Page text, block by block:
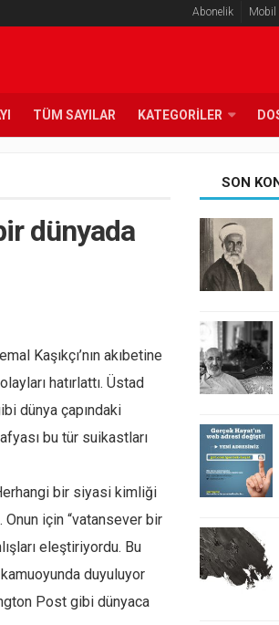
Abonelik Mobil
TÜM SAYILAR KATEGORILER
dünyada
Kaşıkçı’nın akıbetine
hatırlattı. Üstad
dünya çapındaki
bu tür suikastları
bir siyasi kimliği
için “vatansever bir
eleştiriyordu. Bu
duyuluyor
Post gibi dünyaca
SON